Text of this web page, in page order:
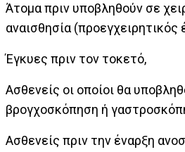
Άτομα πριν υποβληθούν σε
αναισθησία (προεγχειρητικός
Έγκυες πριν τον τοκετό,
Ασθενείς οι οποίοι θα
βρογχοσκόπηση ή
Ασθενείς πριν την έναρξη